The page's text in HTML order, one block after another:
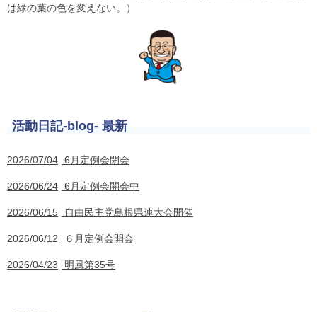
は緑の葉の色を変えない。）
活動日記-blog- 最新
2026/07/04 6月定例会閉会
2026/06/24 6月定例会開会中
2026/06/15 自由民主党島根県連大会開催
2026/06/12 ６月定例会開会
2026/04/23 明風第35号